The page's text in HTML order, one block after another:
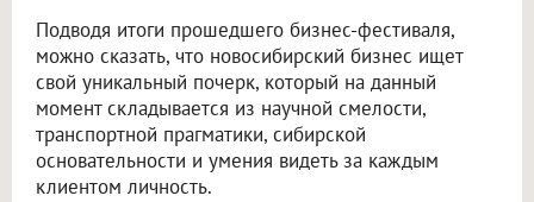
Подводя итоги прошедшего бизнес-фестиваля,
можно сказать, что новосибирский бизнес ищет
свой уникальный почерк, который на данный
момент складывается из научной смелости,
транспортной прагматики, сибирской
основательности и умения видеть за каждым
клиентом личность.